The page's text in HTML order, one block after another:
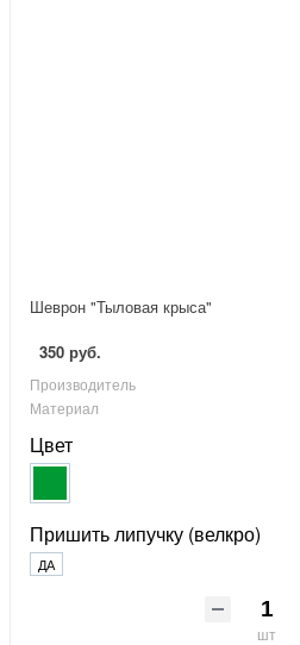
Шеврон "Тыловая крыса"
350 руб.
Производитель
Материал
Цвет
Пришить липучку (велкро)
ДА
шт